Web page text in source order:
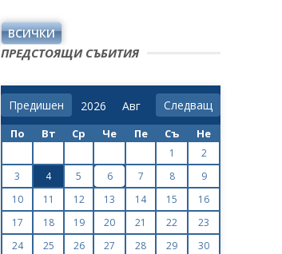
ВСИЧКИ
ПРЕДСТОЯЩИ СЪБИТИЯ
Предишен Следващ
По Вт Ср Че Пе Съ Не
1
2
3
4 5 6 7 8
9
10
11 12 13 14 15
16
17
18 19 20 21 22
23
24
25 26 27 28 29
30